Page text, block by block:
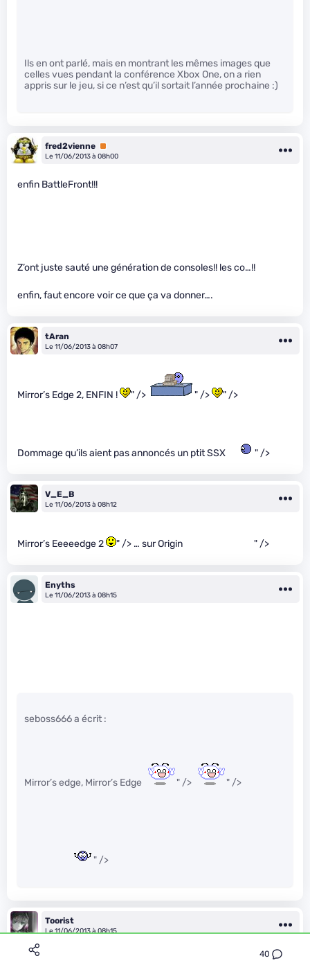
40
Ils en ont parlé, mais en montrant les mêmes images que
celles vues pendant la conférence Xbox One, on a rien
appris sur le jeu, si ce n’est qu’il sortait l’année prochaine :)
fred2vienne Premium
Le 11/06/2013 à 08h00
enfin BattleFront!!!
Z’ont juste sauté une génération de consoles!! les co…!!
enfin, faut encore voir ce que ça va donner….
tAran
Le 11/06/2013 à 08h07
Mirror’s Edge 2, ENFIN ! " /> " /> " />
Dommage qu’ils aient pas annoncés un ptit SSX " />
V_E_B
Le 11/06/2013 à 08h12
Mirror’s Eeeeedge 2 " /> … sur Origin " />
Enyths
Le 11/06/2013 à 08h15
seboss666 a écrit :
Mirror’s edge, Mirror’s Edge " /> " />
" />
Toorist
Le 11/06/2013 à 08h15
Le mode commandant dans BF &lt;3